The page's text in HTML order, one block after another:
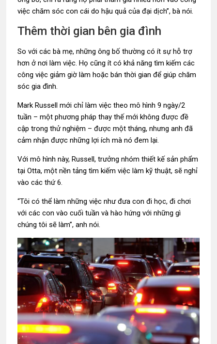
việc chăm sóc con cái do hậu quả của đại dịch”, bà nói.
Thêm thời gian bên gia đình
So với các bà mẹ, những ông bố thường có ít sự hỗ trợ
hơn ở nơi làm việc. Họ cũng ít có khả năng tìm kiếm các
công việc giảm giờ làm hoặc bán thời gian để giúp chăm
sóc gia đình.
Mark Russell mới chỉ làm việc theo mô hình 9 ngày/2
tuần – một phương pháp thay thế mới không được đề
cập trong thử nghiệm – được một tháng, nhưng anh đã
cảm nhận được những lợi ích mà nó đem lại.
Với mô hình này, Russell, trưởng nhóm thiết kế sản phẩm
tại Otta, một nền tảng tìm kiếm việc làm kỹ thuật, sẽ nghỉ
vào các thứ 6.
“Tôi có thể làm những việc như đưa con đi học, đi chơi
với các con vào cuối tuần và hào hứng với những gì
chúng tôi sẽ làm”, anh nói.